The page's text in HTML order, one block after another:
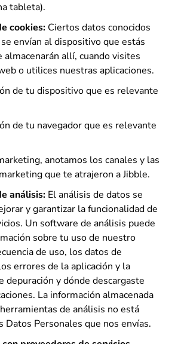
tableta).
cookies: Ciertos datos conocidos
envían al dispositivo que estás
almacenarán allí, cuando visites
o utilices nuestras aplicaciones.
de tu dispositivo que es relevante
de tu navegador que es relevante
anotamos los canales y las
que te atrajeron a Jibble.
análisis: El análisis de datos se
y garantizar la funcionalidad de
Un software de análisis puede
sobre tu uso de nuestro
de uso, los datos de
errores de la aplicación y la
depuración y dónde descargaste
La información almacenada
de análisis no está
Datos Personales que nos envías.